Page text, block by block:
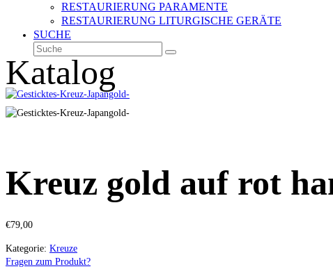
RESTAURIERUNG PARAMENTE
RESTAURIERUNG LITURGISCHE GERÄTE
SUCHE
Suche
Senden
Katalog
Kreuz gold auf rot
€79,00
Kategorie: Kreuze
Fragen zum Produkt?